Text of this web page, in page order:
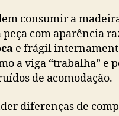
consumir a
peça com aparência
e frágil
a viga “trabalha” e
de acomodação.
diferenças de